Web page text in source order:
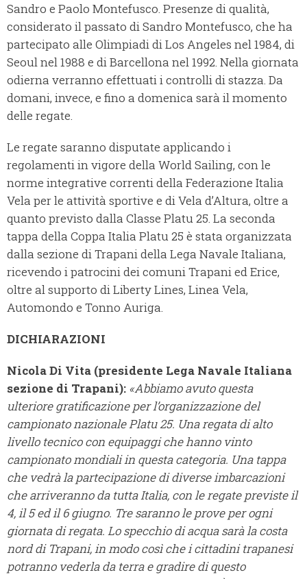
Sandro e Paolo Montefusco. Presenze di qualità,
considerato il passato di Sandro Montefusco, che ha
partecipato alle Olimpiadi di Los Angeles nel 1984, di
Seoul nel 1988 e di Barcellona nel 1992. Nella giornata
odierna verranno effettuati i controlli di stazza. Da
domani, invece, e fino a domenica sarà il momento
delle regate.
Le regate saranno disputate applicando i
regolamenti in vigore della World Sailing, con le
norme integrative correnti della Federazione Italia
Vela per le attività sportive e di Vela d’Altura, oltre a
quanto previsto dalla Classe Platu 25. La seconda
tappa della Coppa Italia Platu 25 è stata organizzata
dalla sezione di Trapani della Lega Navale Italiana,
ricevendo i patrocini dei comuni Trapani ed Erice,
oltre al supporto di Liberty Lines, Linea Vela,
Automondo e Tonno Auriga.
DICHIARAZIONI
Nicola Di Vita (presidente Lega Navale Italiana
sezione di Trapani): «Abbiamo avuto questa
ulteriore gratificazione per l’organizzazione del
campionato nazionale Platu 25. Una regata di alto
livello tecnico con equipaggi che hanno vinto
campionato mondiali in questa categoria. Una tappa
che vedrà la partecipazione di diverse imbarcazioni
che arriveranno da tutta Italia, con le regate previste il
4, il 5 ed il 6 giugno. Tre saranno le prove per ogni
giornata di regata. Lo specchio di acqua sarà la costa
nord di Trapani, in modo così che i cittadini trapanesi
potranno vederla da terra e gradire di questo